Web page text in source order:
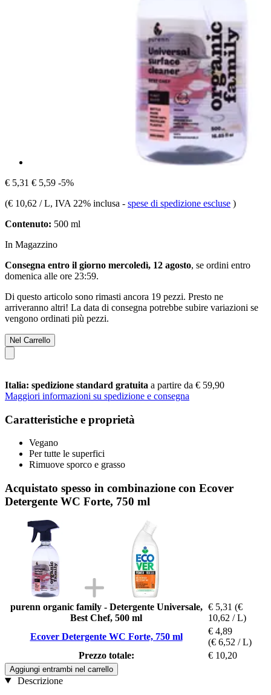
€ 5,31 € 5,59 -5%
(€ 10,62 / L, IVA 22% inclusa - spese di spedizione escluse )
Contenuto: 500 ml
In Magazzino
Consegna entro il giorno mercoledì, 12 agosto, se ordini entro
domenica alle ore 23:59.
Di questo articolo sono rimasti ancora 19 pezzi. Presto ne
arriveranno altri! La data di consegna potrebbe subire variazioni se
vengono ordinati più pezzi.
Nel Carrello
Italia: spedizione standard gratuita a partire da € 59,90
Maggiori informazioni su spedizione e consegna
Caratteristiche e proprietà
Vegano
Per tutte le superfici
Rimuove sporco e grasso
Acquistato spesso in combinazione con Ecover
Detergente WC Forte, 750 ml
purenn organic family - Detergente Universale,
Best Chef, 500 ml
€ 5,31 (€
10,62 / L)
Ecover Detergente WC Forte, 750 ml
€ 4,89
(€ 6,52 / L)
Prezzo totale:
€ 10,20
Aggiungi entrambi nel carrello
Descrizione